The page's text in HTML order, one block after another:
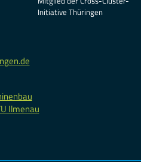
Initiative Thüringen
Ilmenau